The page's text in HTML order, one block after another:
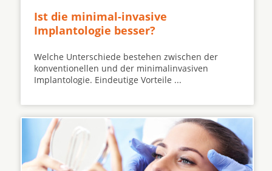
Ist die minimal-invasive
Implantologie besser?
Welche Unterschiede bestehen zwischen der
konventionellen und der minimalinvasiven
Implantologie. Eindeutige Vorteile ...